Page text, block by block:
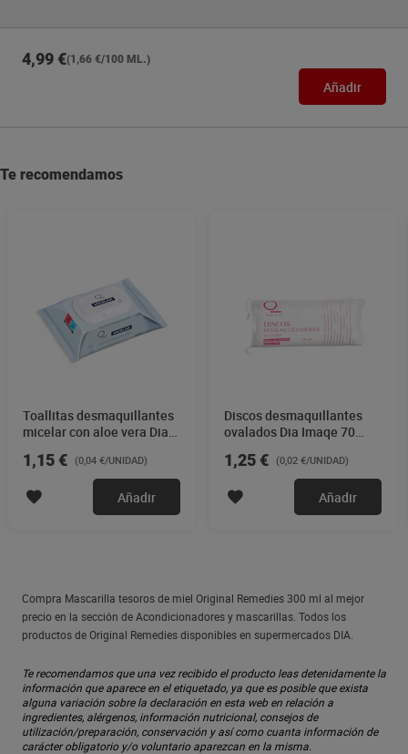
4,99 €(1,66 €/100 ML.)
Añadir
Te recomendamos
Toallitas desmaquillantes
micelar con aloe vera Dia
1,15 € (0,04 €/UNIDAD)
Añadir
Discos desmaquillantes
ovalados Dia Imaqe 70
1,25 € (0,02 €/UNIDAD)
Añadir
Compra Mascarilla tesoros de miel Original Remedies 300 ml al mejor
precio en la sección de Acondicionadores y mascarillas. Todos los
productos de Original Remedies disponibles en supermercados DIA.
Te recomendamos que una vez recibido el producto leas detenidamente la
información que aparece en el etiquetado, ya que es posible que exista
alguna variación sobre la declaración en esta web en relación a
ingredientes, alérgenos, información nutricional, consejos de
utilización/preparación, conservación y así como cuanta información de
carácter obligatorio y/o voluntario aparezcan en la misma.